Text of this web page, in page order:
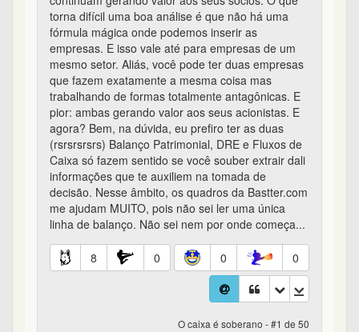
torna difícil uma boa análise é que não há uma
fórmula mágica onde podemos inserir as
empresas. E isso vale até para empresas de um
mesmo setor. Aliás, você pode ter duas empresas
que fazem exatamente a mesma coisa mas
trabalhando de formas totalmente antagônicas. E
pior: ambas gerando valor aos seus acionistas. E
agora? Bem, na dúvida, eu prefiro ter as duas
(rsrsrsrsrs) Balanço Patrimonial, DRE e Fluxos de
Caixa só fazem sentido se você souber extrair dali
informações que te auxiliem na tomada de
decisão. Nesse âmbito, os quadros da Bastter.com
me ajudam MUITO, pois não sei ler uma única
linha de balanço. Não sei nem por onde começa...
8 0 0 0
O caixa é soberano - #1 de 50